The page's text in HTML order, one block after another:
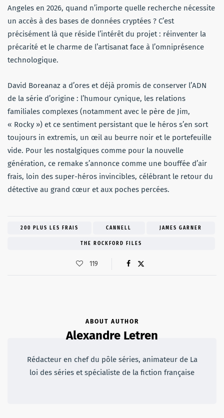
Angeles en 2026, quand n’importe quelle recherche nécessite
un accès à des bases de données cryptées ? C’est
précisément là que réside l’intérêt du projet : réinventer la
précarité et le charme de l’artisanat face à l’omniprésence
technologique.
David Boreanaz a d’ores et déjà promis de conserver l’ADN
de la série d’origine : l’humour cynique, les relations
familiales complexes (notamment avec le père de Jim,
« Rocky ») et ce sentiment persistant que le héros s’en sort
toujours in extremis, un œil au beurre noir et le portefeuille
vide. Pour les nostalgiques comme pour la nouvelle
génération, ce remake s’annonce comme une bouffée d’air
frais, loin des super-héros invincibles, célébrant le retour du
détective au grand cœur et aux poches percées.
200 PLUS LES FRAIS CANNELL JAMES GARNER
THE ROCKFORD FILES
119
ABOUT AUTHOR
Alexandre Letren
Rédacteur en chef du pôle séries, animateur de La
loi des séries et spécialiste de la fiction française